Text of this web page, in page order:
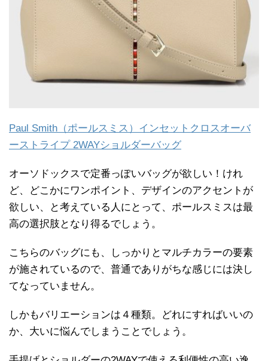
Paul Smith（ポールスミス）インセットクロスオーバ
ーストライプ 2WAYショルダーバッグ
オーソドックスで定番っぽいバッグが欲しい！けれ
ど、どこかにワンポイント、デザインのアクセントが
欲しい、と考えている人にとって、ポールスミスは最
高の選択肢となり得るでしょう。
こちらのバッグにも、しっかりとマルチカラーの要素
が施されているので、普通でありがちな感じには決し
てなっていません。
しかもバリエーションは４種類。どれにすればいいの
か、大いに悩んでしまうことでしょう。